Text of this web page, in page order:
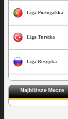
Liga Portugalska
Liga Turecka
Liga Rosyjska
Najbliższe Mecze